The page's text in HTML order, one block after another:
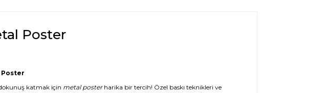
Poster
Poster
katmak için metal posterharika bir tercih! Özel baskı teknikleri ve